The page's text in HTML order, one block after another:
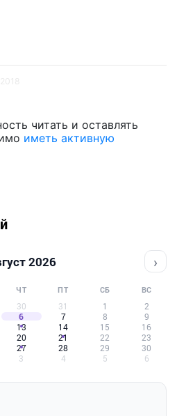
читать и оставлять
иметь активную
2026 ›
ЧТ ПТ СБ ВС
30 31 1
2
6 7 8
9
13 14 15
16
20 21 22
23
27 28 29
30
3 4 5 6